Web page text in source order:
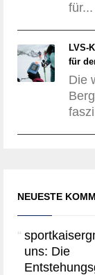
für...
LVS-
für
Die
NEUESTE
uns: Die